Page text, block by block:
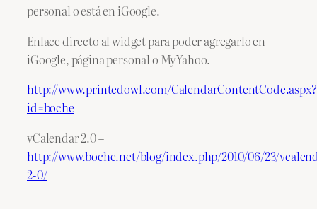
personal o está en iGoogle.
Enlace directo al widget para poder agregarlo en
iGoogle, página personal o MyYahoo.
http://www.printedowl.com/CalendarContentCode.aspx?
id=boche
vCalendar 2.0 –
http://www.boche.net/blog/index.php/2010/06/23/
2-0/